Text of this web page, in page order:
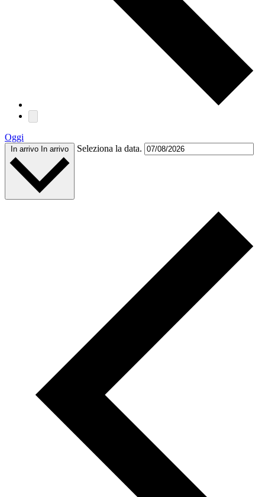
Oggi
In arrivo In arrivo Seleziona la data.